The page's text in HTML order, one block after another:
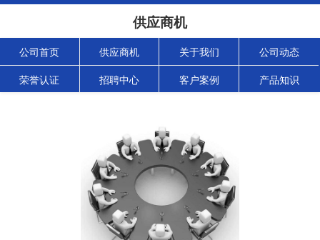
供应商机
公司首页 供应商机 关于我们 公司动态
荣誉认证 招聘中心 客户案例 产品知识